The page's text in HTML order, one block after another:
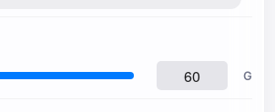
G